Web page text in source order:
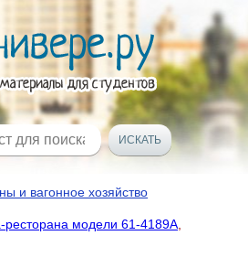
и вагонное хозяйство
ресторана модели 61-4189А